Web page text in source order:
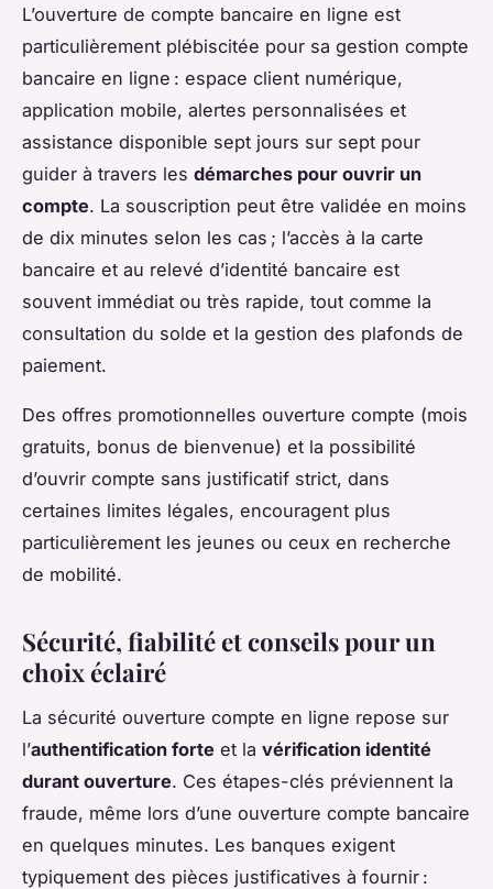
L’ouverture de compte bancaire en ligne est
particulièrement plébiscitée pour sa gestion compte
bancaire en ligne : espace client numérique,
application mobile, alertes personnalisées et
assistance disponible sept jours sur sept pour
guider à travers les démarches pour ouvrir un
compte. La souscription peut être validée en moins
de dix minutes selon les cas ; l’accès à la carte
bancaire et au relevé d’identité bancaire est
souvent immédiat ou très rapide, tout comme la
consultation du solde et la gestion des plafonds de
paiement.
Des offres promotionnelles ouverture compte (mois
gratuits, bonus de bienvenue) et la possibilité
d’ouvrir compte sans justificatif strict, dans
certaines limites légales, encouragent plus
particulièrement les jeunes ou ceux en recherche
de mobilité.
Sécurité, fiabilité et conseils pour un
choix éclairé
La sécurité ouverture compte en ligne repose sur
l’authentification forte et la vérification identité
durant ouverture. Ces étapes-clés préviennent la
fraude, même lors d’une ouverture compte bancaire
en quelques minutes. Les banques exigent
typiquement des pièces justificatives à fournir :